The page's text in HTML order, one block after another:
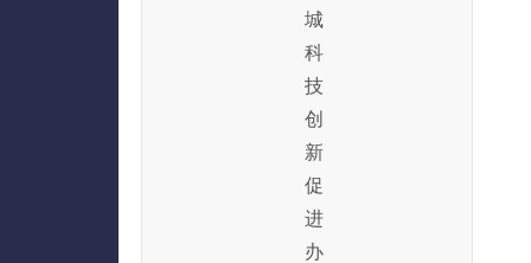
城
科
技
创
新
促
进
办